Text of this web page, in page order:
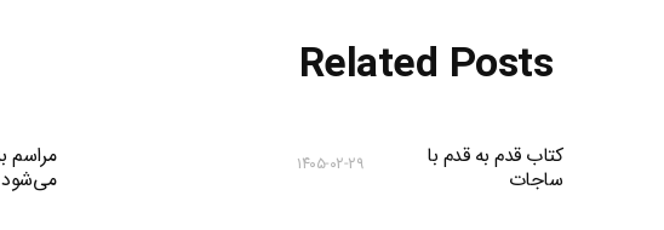
Related Posts
کتاب قدم به قدم با
ساجات
۱۴۰۵-۰۲-۲۹
می‌شود